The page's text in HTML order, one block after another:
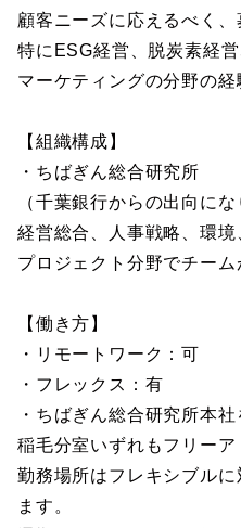
顧客ニーズに応えるべく、
特にESG経営、脱炭素経営
マーケティングの分野の経
【組織構成】
・ちばぎん総合研究所
（千葉銀行からの出向にな
経営総合、人事戦略、環境
プロジェクト分野でチーム
【働き方】
・リモートワーク：可
・フレックス：有
・ちばぎん総合研究所本社
稲毛分室いずれもフリーア
勤務場所はフレキシブル
ます。